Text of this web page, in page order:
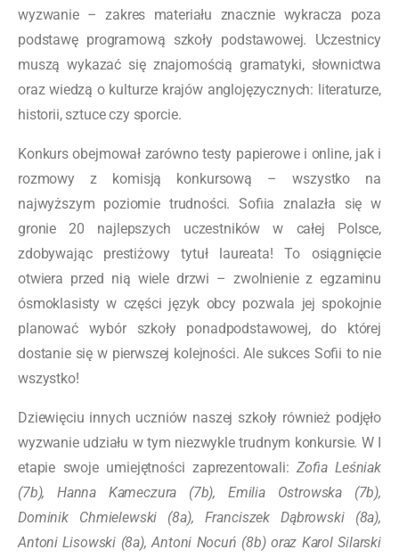
wyzwanie – zakres materiału znacznie wykracza poza
podstawę programową szkoły podstawowej. Uczestnicy
muszą wykazać się znajomością gramatyki, słownictwa
oraz wiedzą o kulturze krajów anglojęzycznych: literaturze,
historii, sztuce czy sporcie.
Konkurs obejmował zarówno testy papierowe i online, jak i
rozmowy z komisją konkursową – wszystko na
najwyższym poziomie trudności. Sofiia znalazła się w
gronie 20 najlepszych uczestników w całej Polsce,
zdobywając prestiżowy tytuł laureata! To osiągnięcie
otwiera przed nią wiele drzwi – zwolnienie z egzaminu
ósmoklasisty w części język obcy pozwala jej spokojnie
planować wybór szkoły ponadpodstawowej, do której
dostanie się w pierwszej kolejności. Ale sukces Sofii to nie
wszystko!
Dziewięciu innych uczniów naszej szkoły również podjęło
wyzwanie udziału w tym niezwykle trudnym konkursie. W I
etapie swoje umiejętności zaprezentowali:Zofia Leśniak
(7b), Hanna Kameczura (7b), Emilia Ostrowska (7b),
Dominik Chmielewski (8a), Franciszek Dąbrowski (8a),
Antoni Lisowski (8a), Antoni Nocuń (8b) oraz Karol Silarski